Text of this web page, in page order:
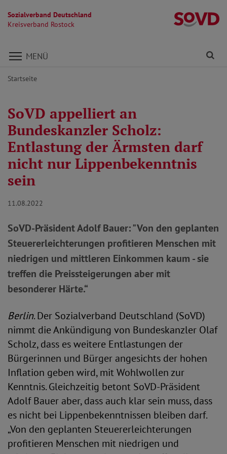
Sozialverband Deutschland
Kreisverband Rostock
Direkt zu den Inhalten springen
MENÜ
Startseite
SoVD appelliert an
Bundeskanzler Scholz:
Entlastung der Ärmsten darf
nicht nur Lippenbekenntnis
sein
11.08.2022
SoVD-Präsident Adolf Bauer: "Von den geplanten
Steuererleichterungen profitieren Menschen mit
niedrigen und mittleren Einkommen kaum - sie
treffen die Preissteigerungen aber mit
besonderer Härte.“
Berlin. Der Sozialverband Deutschland (SoVD)
nimmt die Ankündigung von Bundeskanzler Olaf
Scholz, dass es weitere Entlastungen der
Bürgerinnen und Bürger angesichts der hohen
Inflation geben wird, mit Wohlwollen zur
Kenntnis. Gleichzeitig betont SoVD-Präsident
Adolf Bauer aber, dass auch klar sein muss, dass
es nicht bei Lippenbekenntnissen bleiben darf.
„Von den geplanten Steuererleichterungen
profitieren Menschen mit niedrigen und